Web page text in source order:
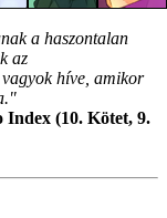
a haszontalan
az
híve, amikor
(10. Kötet, 9.